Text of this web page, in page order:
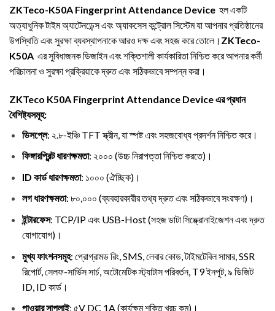
ZKTeco-K50A Fingerprint Attendance Device হল একটি
অত্যাধুনিক টাইম অ্যাটেনডেন্স এবং অ্যাকসেস কন্ট্রোল সিস্টেম যা আপনার প্রতিষ্ঠানের
উপস্থিতি এবং সুরক্ষা ব্যবস্থাপনাকে আরও দক্ষ এবং সহজ করে তোলে। ZKTeco-
K50A এর সুবিধাজনক ডিজাইন এবং শক্তিশালী কার্যকারিতা নিশ্চিত করে আপনার কর্মী
পরিচালনা ও সুরক্ষা প্রক্রিয়াকে দ্রুত এবং সঠিকভাবে সম্পন্ন করা।
ZKTeco K50A Fingerprint Attendance Device এর প্রধান
বৈশিষ্ট্যসমূহ:
ডিসপ্লে: ২.৮-ইঞ্চি TFT স্ক্রীন, যা স্পষ্ট এবং সহজবোধ্য প্রদর্শন নিশ্চিত করে।
ফিঙ্গারপ্রিন্ট ধারণক্ষমতা: ২০০০ (উচ্চ নিরাপত্তা নিশ্চিত করতে)।
ID কার্ড ধারণক্ষমতা: ১০০০ (ঐচ্ছিক)।
লগ ধারণক্ষমতা: ৮০,০০০ (ব্যবহারকারীর তথ্য দ্রুত এবং সঠিকভাবে সংরক্ষণ)।
ইন্টারফেস: TCP/IP এবং USB-Host (সহজ ডাটা সিঙ্ক্রোনাইজেশন এবং দ্রুত
যোগাযোগ)।
মুখ্য ফাংশনসমূহ: প্রোগ্রামড রিং, SMS, লেবার কোড, টাইমটেবিল সামার, SSR
রিপোর্ট, সেলফ-সার্ভিস সার্চ, অটোমেটিক স্ট্যাটাস পরিবর্তন, T9 ইনপুট, ৯ ডিজিট
ID, ID কার্ড।
পাওয়ার সাপ্লাই: ৫V DC 1A (কার্যক্ষম শক্তি খরচ কম)।